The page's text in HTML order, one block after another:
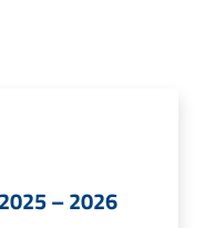
– 2026